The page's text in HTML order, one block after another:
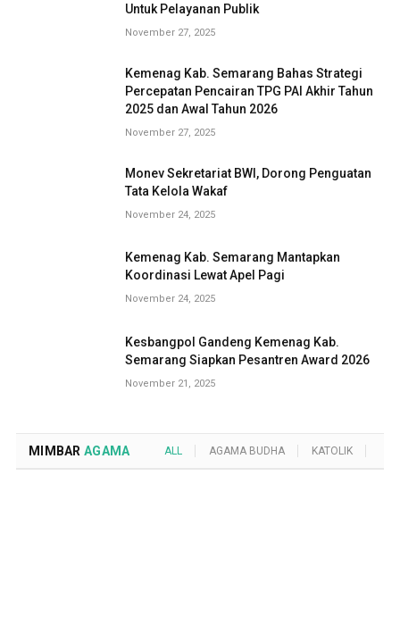
Untuk Pelayanan Publik
November 27, 2025
Kemenag Kab. Semarang Bahas Strategi
Percepatan Pencairan TPG PAI Akhir Tahun
2025 dan Awal Tahun 2026
November 27, 2025
Monev Sekretariat BWI, Dorong Penguatan
Tata Kelola Wakaf
November 24, 2025
Kemenag Kab. Semarang Mantapkan
Koordinasi Lewat Apel Pagi
November 24, 2025
Kesbangpol Gandeng Kemenag Kab.
Semarang Siapkan Pesantren Award 2026
November 21, 2025
MIMBAR AGAMA ALL AGAMA BUDHA KATOLIK